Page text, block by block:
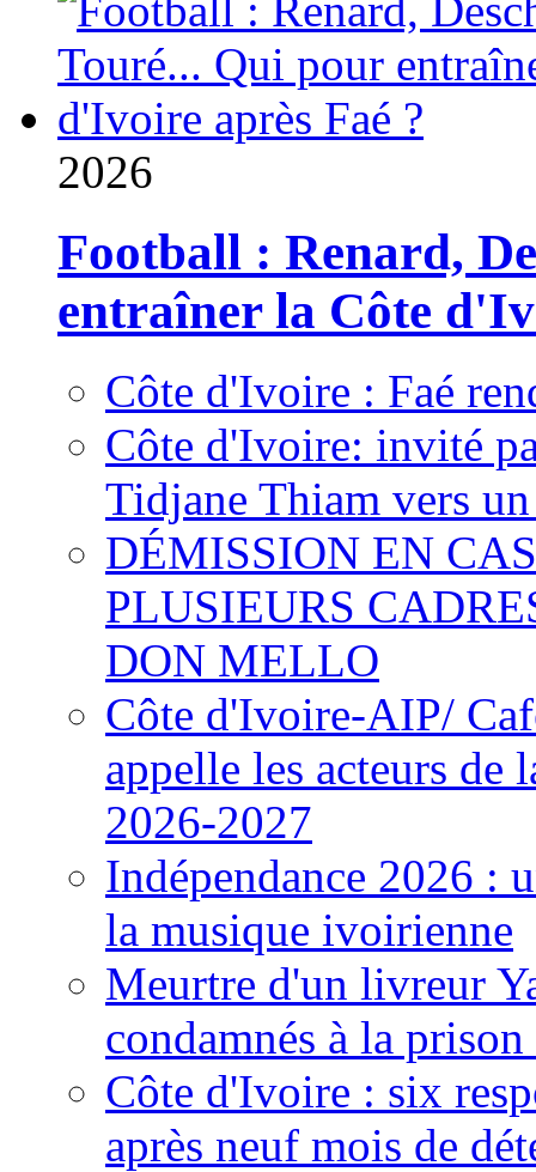
2026
Football : Renard,
entraîner la Côte
Côte d'Ivoire : Faé
Côte d'Ivoire: invité
Tidjane Thiam vers
DÉMISSION EN
PLUSIEURS
DON MELLO
Côte d'Ivoire-AIP/
appelle les acteurs de
2026-2027
Indépendance 2026 :
la musique ivoirienne
Meurtre d'un livreur
condamnés à la
Côte d'Ivoire : six
après neuf mois de